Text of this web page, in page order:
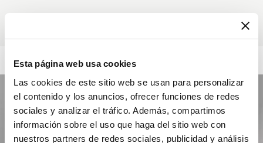
Esta página web usa cookies
Las cookies de este sitio web se usan para personalizar
el contenido y los anuncios, ofrecer funciones de redes
sociales y analizar el tráfico. Además, compartimos
información sobre el uso que haga del sitio web con
nuestros partners de redes sociales, publicidad y análisis